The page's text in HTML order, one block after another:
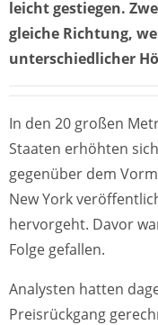
leicht gestiegen.
gleiche Richtung,
unterschiedlicher
In den 20 großen
Staaten erhöhten
gegenüber dem
New York
hervorgeht. Davor
Folge gefallen.
Analysten hatten
Preisrückgang